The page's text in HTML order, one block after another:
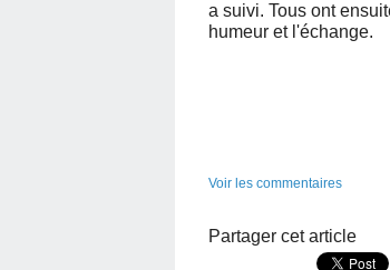
a suivi. Tous ont
humeur et l'échange.
Voir les commentaires
Partager cet article